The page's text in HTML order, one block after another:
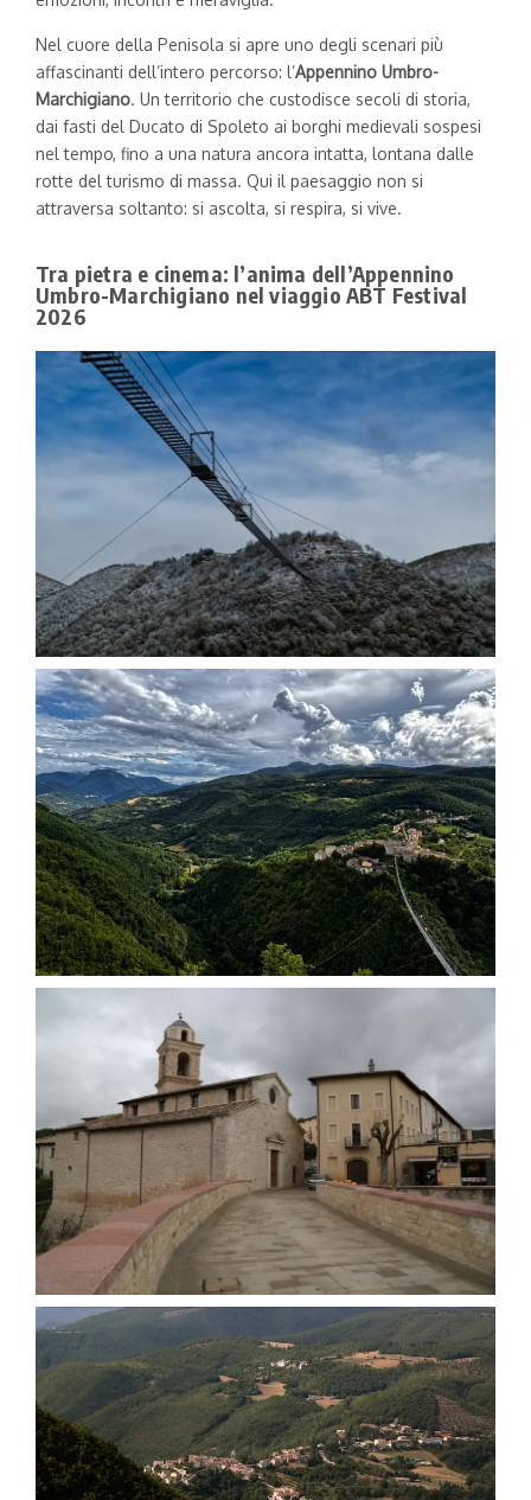
Nel cuore della Penisola si apre uno degli scenari più
affascinanti dell’intero percorso: l’Appennino Umbro-
Marchigiano. Un territorio che custodisce secoli di storia,
dai fasti del Ducato di Spoleto ai borghi medievali sospesi
nel tempo, fino a una natura ancora intatta, lontana dalle
rotte del turismo di massa. Qui il paesaggio non si
attraversa soltanto: si ascolta, si respira, si vive.
Tra pietra e cinema: l’anima dell’Appennino
Umbro-Marchigiano nel viaggio ABT Festival
2026